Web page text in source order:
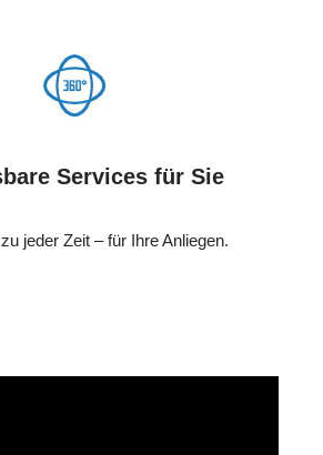
Services für Sie
jeder Zeit – für Ihre Anliegen.